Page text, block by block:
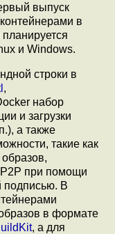
выпуск
в
и Windows.
строки в
,
набор
и загрузки
а также
такие как
при помощи
подписью. В
в формате
, а для